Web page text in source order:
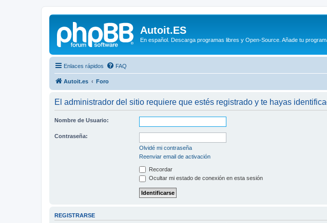
Autoit.ES
En español. Descarga programas libres y Open-Source. Añade tu
Enlaces rápidos FAQ
Autoit.es Foro
El administrador del sitio requiere que estés registrado y te hayas
Nombre de Usuario:
Contraseña:
Olvidé mi contraseña
Reenviar email de activación
Recordar
Ocultar mi estado de conexión en esta sesión
REGISTRARSE